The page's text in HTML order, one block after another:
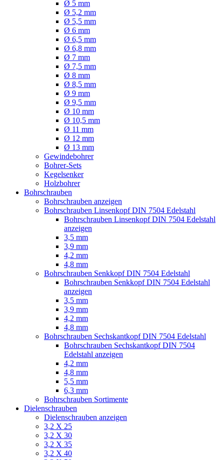
Ø 5 mm
Ø 5,2 mm
Ø 5,5 mm
Ø 6 mm
Ø 6,5 mm
Ø 6,8 mm
Ø 7 mm
Ø 7,5 mm
Ø 8 mm
Ø 8,5 mm
Ø 9 mm
Ø 9,5 mm
Ø 10 mm
Ø 10,5 mm
Ø 11 mm
Ø 12 mm
Ø 13 mm
Gewindebohrer
Bohrer-Sets
Kegelsenker
Holzbohrer
Bohrschrauben
Bohrschrauben anzeigen
Bohrschrauben Linsenkopf DIN 7504 Edelstahl
Bohrschrauben Linsenkopf DIN 7504 Edelstahl
anzeigen
3,5 mm
3,9 mm
4,2 mm
4,8 mm
Bohrschrauben Senkkopf DIN 7504 Edelstahl
Bohrschrauben Senkkopf DIN 7504 Edelstahl
anzeigen
3,5 mm
3,9 mm
4,2 mm
4,8 mm
Bohrschrauben Sechskantkopf DIN 7504 Edelstahl
Bohrschrauben Sechskantkopf DIN 7504
Edelstahl anzeigen
4,2 mm
4,8 mm
5,5 mm
6,3 mm
Bohrschrauben Sortimente
Dielenschrauben
Dielenschrauben anzeigen
3,2 X 25
3,2 X 30
3,2 X 35
3,2 X 40